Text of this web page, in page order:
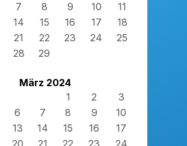
7 8 9 10
11
14 15 16 17
18
21 22 23 24
25
28 29
März 2024
1
2
3
6 7 8 9
10
13 14 15 16
17
20 21 22 23
24